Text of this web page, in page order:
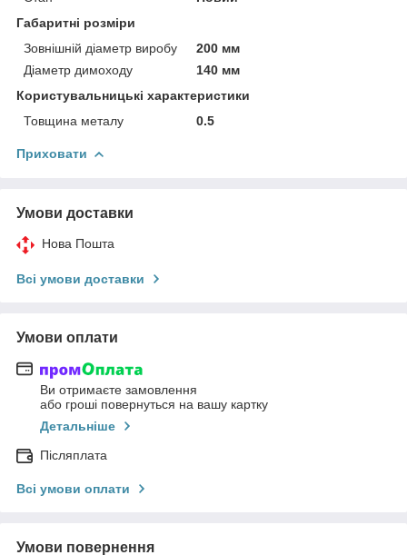
Габаритні розміри
Зовнішній діаметр виробу
200 мм
Діаметр димоходу
140 мм
Користувальницькі характеристики
Товщина металу
0.5
Приховати
Умови доставки
Нова Пошта
Всі умови доставки
Умови оплати
Ви отримаєте замовлення
або гроші повернуться на вашу картку
Детальніше
Післяплата
Всі умови оплати
Умови повернення